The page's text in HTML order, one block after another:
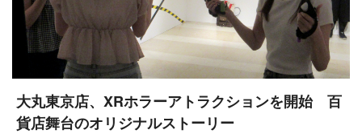
大丸東京店、XRホラーアトラクションを開始 百
貨店舞台のオリジナルストーリー